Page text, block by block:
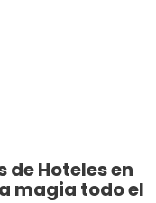
Hoteles en
magia todo el